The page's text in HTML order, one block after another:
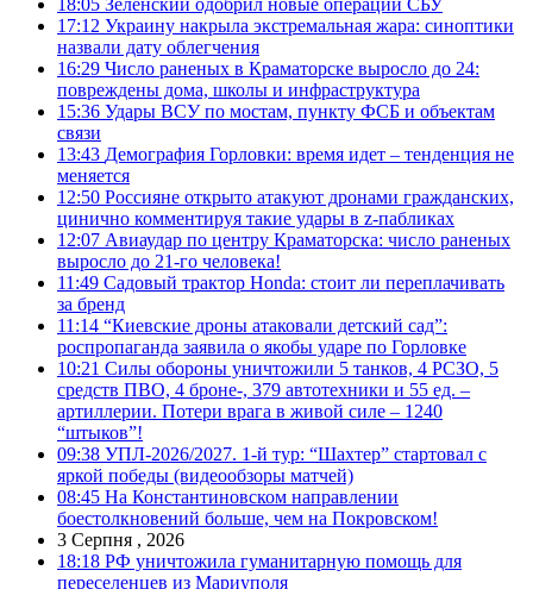
17:12 Украину накрыла экстремальная жара: синоптики
назвали дату облегчения
16:29 Число раненых в Краматорске выросло до 24:
повреждены дома, школы и инфраструктура
15:36 Удары ВСУ по мостам, пункту ФСБ и объектам
связи
13:43 Демография Горловки: время идет – тенденция не
меняется
12:50 Россияне открыто атакуют дронами гражданских,
цинично комментируя такие удары в z-пабликах
12:07 Авиаудар по центру Краматорска: число раненых
выросло до 21-го человека!
11:49 Садовый трактор Honda: стоит ли переплачивать
за бренд
11:14 “Киевские дроны атаковали детский сад”:
роспропаганда заявила о якобы ударе по Горловке
10:21 Силы обороны уничтожили 5 танков, 4 РСЗО, 5
средств ПВО, 4 броне-, 379 автотехники и 55 ед. –
артиллерии. Потери врага в живой силе – 1240
“штыков”!
09:38 УПЛ-2026/2027. 1-й тур: “Шахтер” стартовал с
яркой победы (видеообзоры матчей)
08:45 На Константиновском направлении
боестолкновений больше, чем на Покровском!
3 Серпня , 2026
18:18 РФ уничтожила гуманитарную помощь для
переселенцев из Мариуполя